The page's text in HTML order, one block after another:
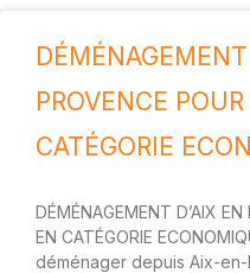
DÉMÉNAGEMENT
PROVENCE POUR
CATÉGORIE
DÉMÉNAGEMENT D’AIX EN
EN CATÉGORIE
déménager depuis Aix-en-